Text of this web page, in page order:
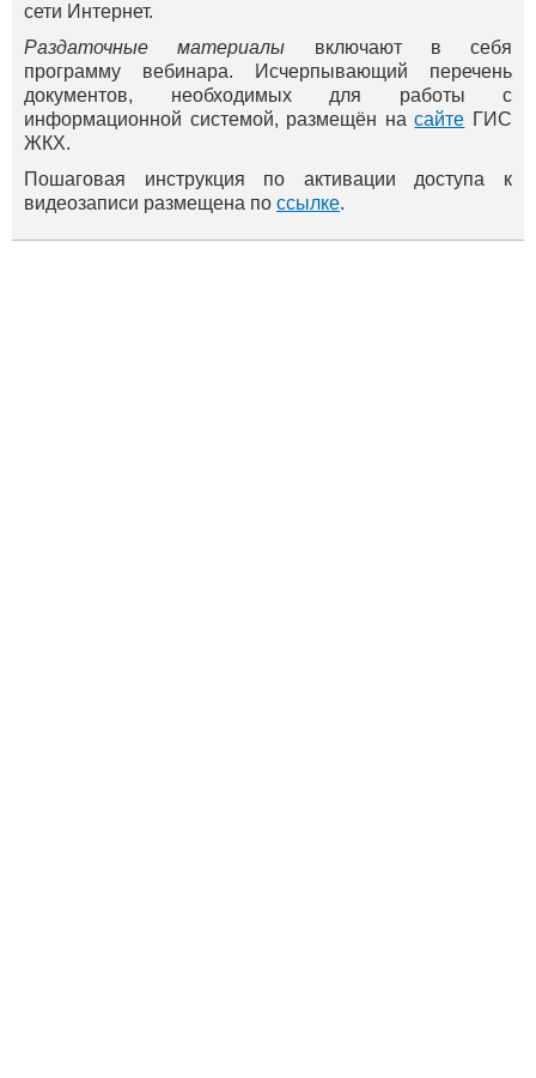
сети Интернет.
Раздаточные материалы включают в себя
программу вебинара. Исчерпывающий перечень
документов, необходимых для работы с
информационной системой, размещён насайте ГИС
ЖКХ.
Пошаговая инструкция по активации доступа к
видеозаписи размещена по ссылке.